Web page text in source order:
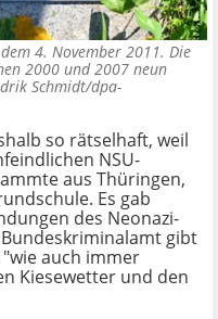
4. November 2011. Die
2000 und 2007 neun
Schmidt/dpa-
so rätselhaft, weil
NSU-
aus Thüringen,
Es gab
des Neonazi-
gibt
auch immer
Kiesewetter und den